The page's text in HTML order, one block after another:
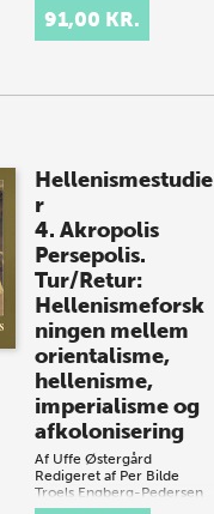
91,00 KR.
Hellenismestudie
r
4. Akropolis
Persepolis.
Tur/Retur:
Hellenismeforsk
ningen mellem
orientalisme,
hellenisme,
imperialisme og
afkolonisering
Af Uffe Østergård
Redigeret af Per Bilde
Troels Engberg-Pedersen
Lise Hannestad Jan Zahle